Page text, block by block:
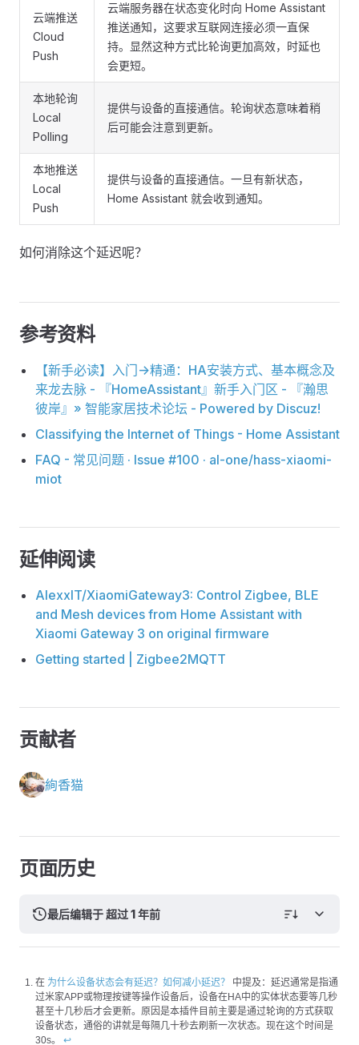
云端推送
Cloud
Push
云端服务器在状态变化时向 Home Assistant
推送通知，这要求互联网连接必须一直保
持。显然这种方式比轮询更加高效，时延也
会更短。
本地轮询
Local
Polling
提供与设备的直接通信。轮询状态意味着稍
后可能会注意到更新。
本地推送
Local
Push
提供与设备的直接通信。一旦有新状态，
Home Assistant 就会收到通知。
如何消除这个延迟呢？
参考资料
【新手必读】入门->精通：HA安装方式、基本概念及
来龙去脉 - 『HomeAssistant』新手入门区 - 『瀚思
彼岸』» 智能家居技术论坛 - Powered by Discuz!
Classifying the Internet of Things - Home Assistant
FAQ - 常见问题 · Issue #100 · al-one/hass-xiaomi-
miot
延伸阅读
AlexxIT/XiaomiGateway3: Control Zigbee, BLE
and Mesh devices from Home Assistant with
Xiaomi Gateway 3 on original firmware
Getting started | Zigbee2MQTT
贡献者
絢香猫
页面历史
最后编辑于 超过 1 年前
在 为什么设备状态会有延迟？如何减小延迟？
中提及：延迟通常是指通
过米家APP或物理按键等操作设备后，设备在HA中的实体状态要等几秒
甚至十几秒后才会更新。原因是本插件目前主要是通过轮询的方式获取
设备状态，通俗的讲就是每隔几十秒去刷新一次状态。现在这个时间是
30s。 ↩︎